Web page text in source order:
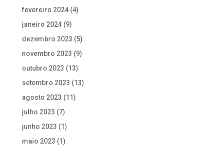
fevereiro 2024(4)
janeiro 2024(9)
dezembro 2023 (5)
novembro 2023 (9)
outubro 2023 (13)
setembro 2023 (13)
agosto 2023 (11)
julho 2023 (7)
junho 2023 (1)
maio 2023 (1)